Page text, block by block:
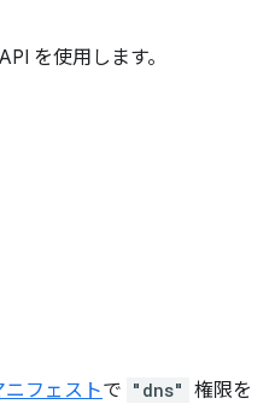
API を使用します。
ニフェストで "dns" 権限を